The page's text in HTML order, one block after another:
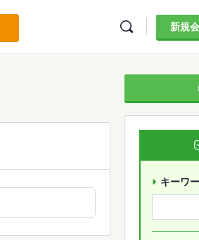
新規
キーワ